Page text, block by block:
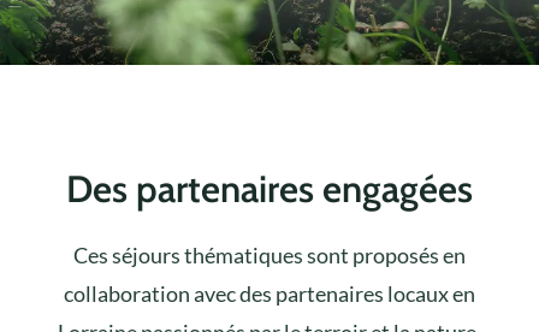
Des partenaires engagées
Ces séjours thématiques sont proposés en
collaboration avec des partenaires locaux en